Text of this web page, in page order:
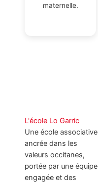
maternelle.
L'école Lo Garric
Une école associative
ancrée dans les
valeurs occitanes,
portée par une équipe
engagée et des